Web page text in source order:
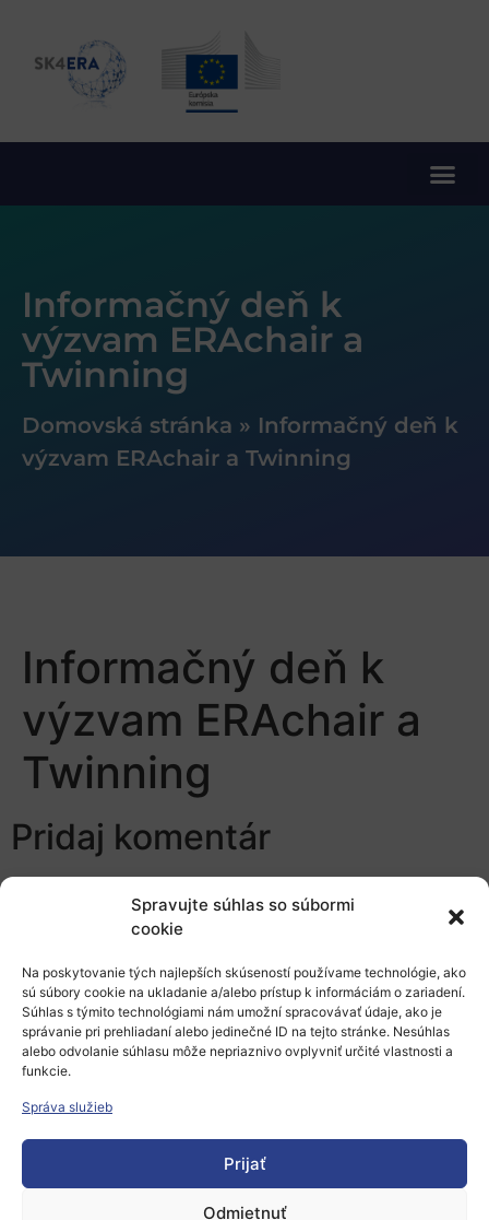
Spravujte súhlas so súbormi
cookie
Na poskytovanie tých najlepších skúseností používame technológie, ako
sú súbory cookie na ukladanie a/alebo prístup k informáciám o zariadení.
Súhlas s týmito technológiami nám umožní spracovávať údaje, ako je
správanie pri prehliadaní alebo jedinečné ID na tejto stránke. Nesúhlas
alebo odvolanie súhlasu môže nepriaznivo ovplyvniť určité vlastnosti a
funkcie.
Správa služieb
Prijať
Odmietnuť
Informačný deň k
výzvam ERAchair a
Twinning
Domovská stránka » Informačný deň k
výzvam ERAchair a Twinning
Informačný deň k
výzvam ERAchair a
Twinning
Pridaj komentár
Podporné schémy a služby
Grantové programy pre výskum